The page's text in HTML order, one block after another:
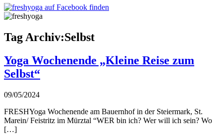
Tag Archiv:Selbst
Yoga Wochenende „Kleine Reise zum
Selbst“
09/05/2024
FRESHYoga Wochenende am Bauernhof in der Steiermark, St.
Marein/ Feistritz im Mürztal “WER bin ich? Wer will ich sein? Wo
[…]